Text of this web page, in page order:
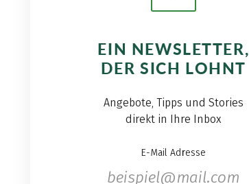
EIN NEWSLETTER,
DER SICH LOHNT
Angebote, Tipps und Stories
direkt in Ihre Inbox
E-Mail Adresse